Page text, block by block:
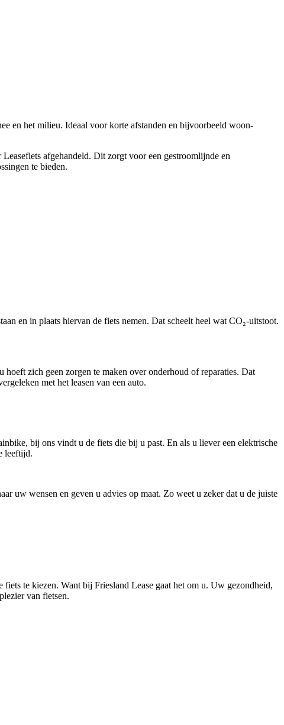
en het milieu. Ideaal voor korte afstanden en bijvoorbeeld woon-
afgehandeld. Dit zorgt voor een gestroomlijnde en
te bieden.
en in plaats hiervan de fiets nemen. Dat scheelt heel wat CO₂-uitstoot.
zich geen zorgen te maken over onderhoud of reparaties. Dat
met het leasen van een auto.
bij ons vindt u de fiets die bij u past. En als u liever een elektrische
leeftijd.
uw wensen en geven u advies op maat. Zo weet u zeker dat u de juiste
te kiezen. Want bij Friesland Lease gaat het om u. Uw gezondheid,
van fietsen.